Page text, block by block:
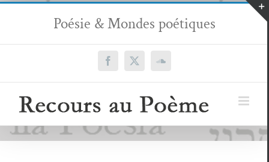
Passer
contenu
Poésie & Mondes poétiques
Facebook
X SoundCloud